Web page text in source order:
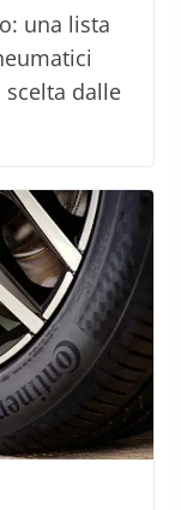
una lista
scelta dalle